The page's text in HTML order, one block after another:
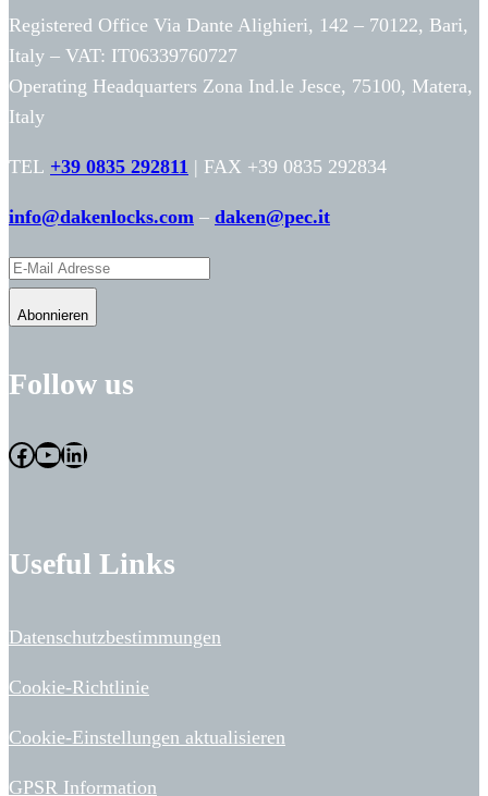
Registered Office Via Dante Alighieri, 142 – 70122, Bari,
Italy – VAT: IT06339760727
Operating Headquarters Zona Ind.le Jesce, 75100, Matera,
Italy
TEL +39 0835 292811 | FAX +39 0835 292834
info@dakenlocks.com – daken@pec.it
Abonnieren
Follow us
Facebook YouTube LinkedIn
Useful Links
Datenschutzbestimmungen
Cookie-Richtlinie
Cookie-Einstellungen aktualisieren
GPSR Information